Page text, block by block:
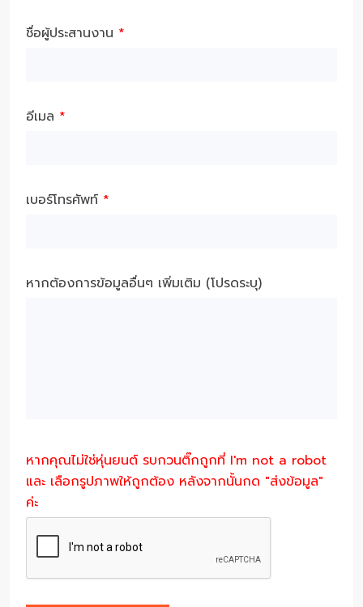
ชื่อผู้ประสานงาน *
อีเมล *
เบอร์โทรศัพท์ *
หากต้องการข้อมูลอื่นๆ เพิ่มเติม (โปรดระบุ)
หากคุณไม่ใช่หุ่นยนต์ รบกวนติ๊กถูกที่ I'm not a robot
และ เลือกรูปภาพให้ถูกต้อง หลังจากนั้นกด "ส่งข้อมูล"
ค่ะ